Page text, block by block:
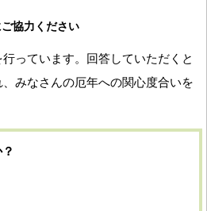
協力ください
っています。回答していただくと
みなさんの厄年への関心度合いを